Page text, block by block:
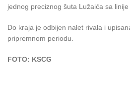
jednog preciznog šuta Lužaića sa linije
Do kraja je odbijen nalet rivala i
pripremnom periodu.
FOTO: KSCG